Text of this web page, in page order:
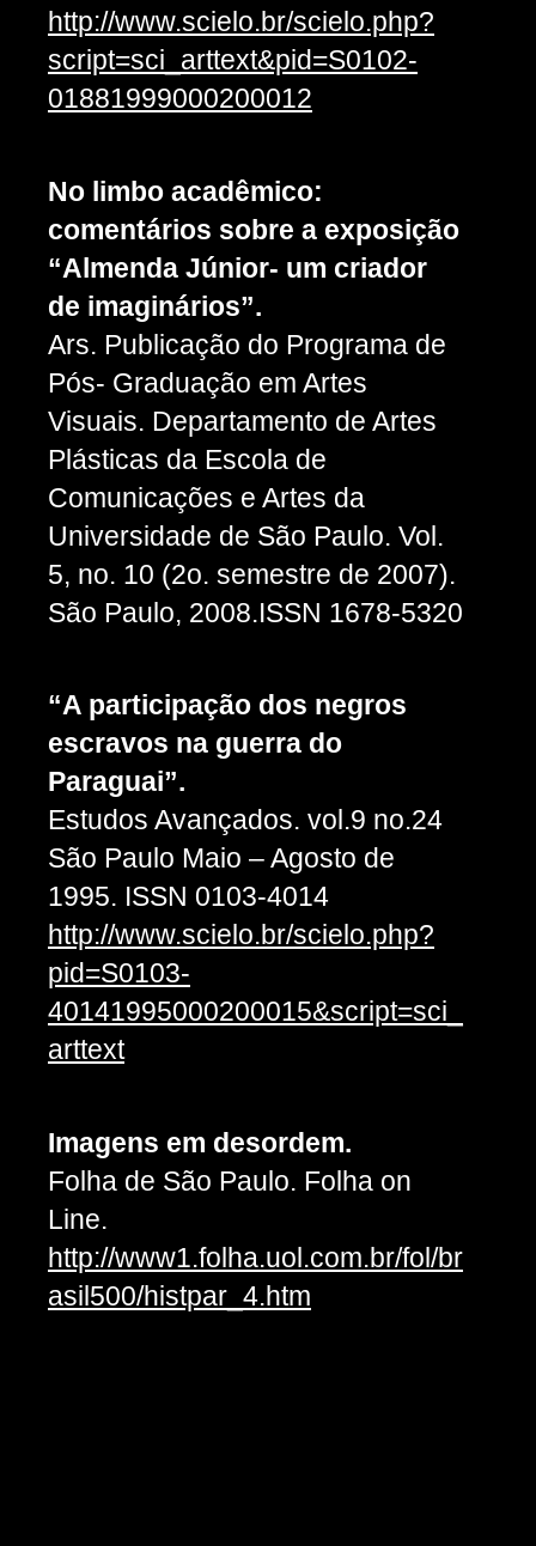
http://www.scielo.br/scielo.php?
script=sci_arttext&pid=S0102-
01881999000200012
No limbo acadêmico:
comentários sobre a exposição
“Almenda Júnior- um criador
de imaginários”.
Ars. Publicação do Programa de
Pós- Graduação em Artes
Visuais. Departamento de Artes
Plásticas da Escola de
Comunicações e Artes da
Universidade de São Paulo. Vol.
5, no. 10 (2o. semestre de 2007).
São Paulo, 2008.ISSN 1678-5320
“A participação dos negros
escravos na guerra do
Paraguai”.
Estudos Avançados. vol.9 no.24
São Paulo Maio – Agosto de
1995. ISSN 0103-4014
http://www.scielo.br/scielo.php?
pid=S0103-
40141995000200015&script=sci_
arttext
Imagens em desordem.
Folha de São Paulo. Folha on
Line.
http://www1.folha.uol.com.br/fol/br
asil500/histpar_4.htm